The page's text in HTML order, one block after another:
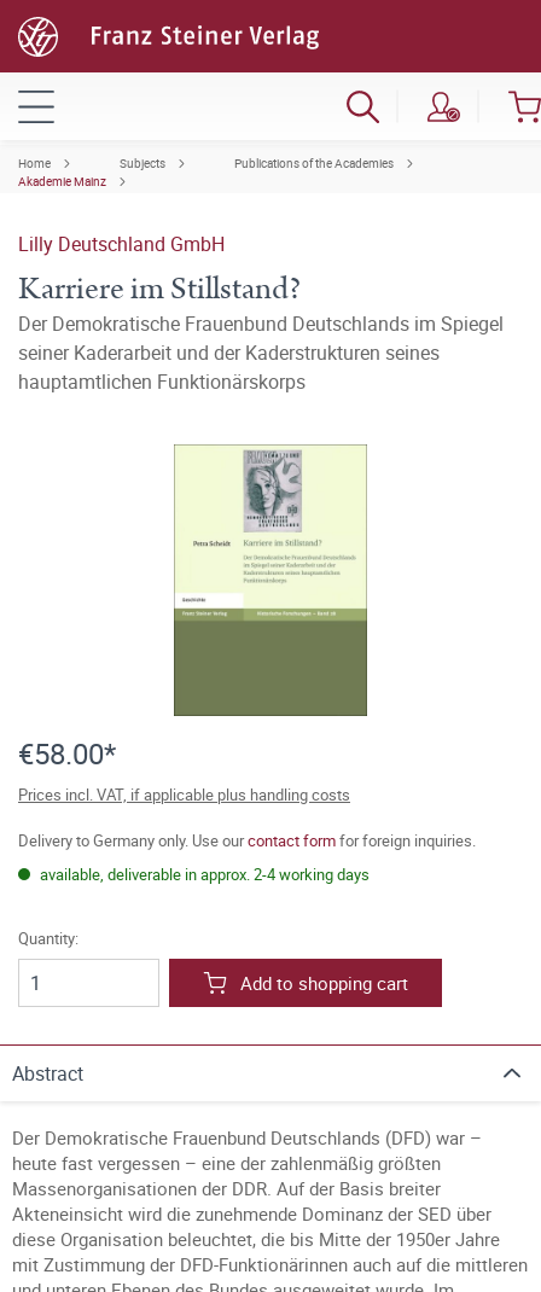
Home Subjects
Publications of the Academies
Akademie Mainz
Lilly Deutschland GmbH
Karriere im Stillstand?
Der Demokratische Frauenbund Deutschlands im Spiegel
seiner Kaderarbeit und der Kaderstrukturen seines
hauptamtlichen Funktionärskorps
€58.00*
Prices incl. VAT, if applicable plus handling costs
Delivery to Germany only. Use ourcontact formfor foreign inquiries.
available, deliverable in approx. 2-4 working days
Quantity:
Add to shopping cart
Abstract
Der Demokratische Frauenbund Deutschlands (DFD) war –
heute fast vergessen – eine der zahlenmäßig größten
Massenorganisationen der DDR. Auf der Basis breiter
Akteneinsicht wird die zunehmende Dominanz der SED über
diese Organisation beleuchtet, die bis Mitte der 1950er Jahre
mit Zustimmung der DFD-Funktionärinnen auch auf die mittleren